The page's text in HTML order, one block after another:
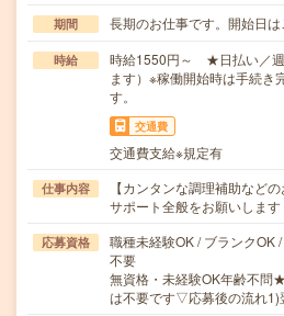
期間 長期のお仕事です。開始日
時給
時給1550円～ ★日払い／週
ます）※稼働開始時は手続き
す。
交通費
交通費支給※規定有
仕事内容
【カンタンな調理補助など
サポート全般をお願いしま
応募資格
職種未経験OK / ブランクOK
不要
無資格・未経験OK年齢不
は不要です▽応募後の流れ